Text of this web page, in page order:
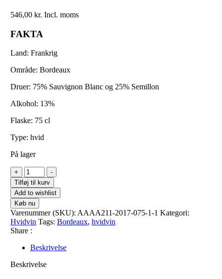
546,00 kr. Incl. moms
FAKTA
Land: Frankrig
Område: Bordeaux
Druer: 75% Sauvignon Blanc og 25% Semillon
Alkohol: 13%
Flaske: 75 cl
Type: hvid
På lager
+
-
Tilføj til kurv
Add to wishlist
Køb nu
Varenummer (SKU): AAAA211-2017-075-1-1 Kategori:
Hvidvin Tags: Bordeaux, hvidvin
Share :
Beskrivelse
Beskrivelse